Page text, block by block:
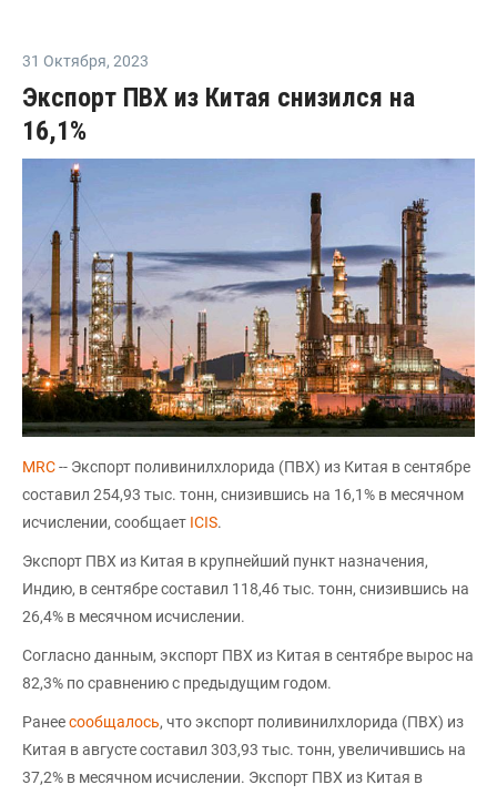
31 Октября, 2023
Экспорт ПВХ из Китая снизился на
16,1%
MRC-- Экспорт поливинилхлорида (ПВХ) из Китая в сентябре
составил 254,93 тыс. тонн, снизившись на 16,1% в месячном
исчислении, сообщает ICIS.
Экспорт ПВХ из Китая в крупнейший пункт назначения,
Индию, в сентябре составил 118,46 тыс. тонн, снизившись на
26,4% в месячном исчислении.
Согласно данным, экспорт ПВХ из Китая в сентябре вырос на
82,3% по сравнению с предыдущим годом.
Ранеесообщалось, что экспорт поливинилхлорида (ПВХ) из
Китая в августе составил 303,93 тыс. тонн, увеличившись на
37,2% в месячном исчислении. Экспорт ПВХ из Китая в